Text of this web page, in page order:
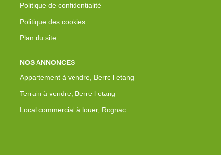
Politique de confidentialité
Politique des cookies
Plan du site
NOS ANNONCES
Appartement à vendre, Berre l etang
Terrain à vendre, Berre l etang
Local commercial à louer, Rognac